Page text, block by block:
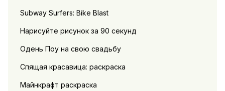
Subway Surfers: Bike Blast
Нарисуйте рисунок за 90 секунд
Одень Поу на свою свадьбу
Спящая красавица: раскраска
Майнкрафт раскраска